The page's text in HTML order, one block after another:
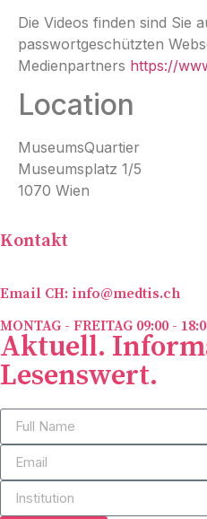
Die Videos finden sind Sie
passwortgeschützten
Medienpartners https://
Location
MuseumsQuartier
Museumsplatz 1/5
1070 Wien
Kontakt
Email CH: info@medtis.ch
MONTAG - FREITAG 09:00 -
Aktuell.
Lesenswert.